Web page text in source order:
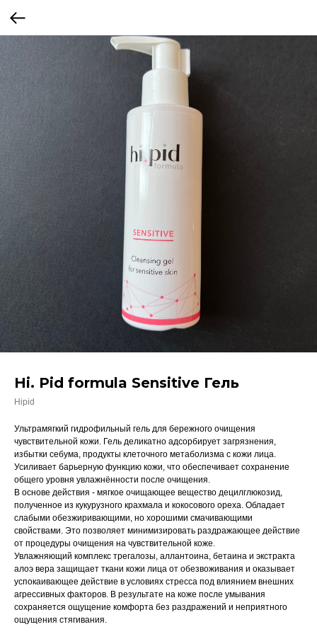
Hi. Pid formula Sensitive Гель
Hipid
Ультрамягкий гидрофильный гель для бережного очищения
чувствительной кожи. Гель деликатно адсорбирует загрязнения,
избытки себума, продукты клеточного метаболизма с кожи лица.
Усиливает барьерную функцию кожи, что обеспечивает сохранение
общего уровня увлажнённости после очищения.
В основе действия - мягкое очищающее вещество децилглюкозид,
полученное из кукурузного крахмала и кокосового ореха. Обладает
слабыми обезжиривающими, но хорошими смачивающими
свойствами. Это позволяет минимизировать раздражающее действие
от процедуры очищения на чувствительной коже.
Увлажняющий комплекс трегалозы, аллантоина, бетаина и экстракта
алоэ вера защищает ткани кожи лица от обезвоживания и оказывает
успокаивающее действие в условиях стресса под влиянием внешних
агрессивных факторов. В результате на коже после умывания
сохраняется ощущение комфорта без раздражений и неприятного
ощущения стягивания.